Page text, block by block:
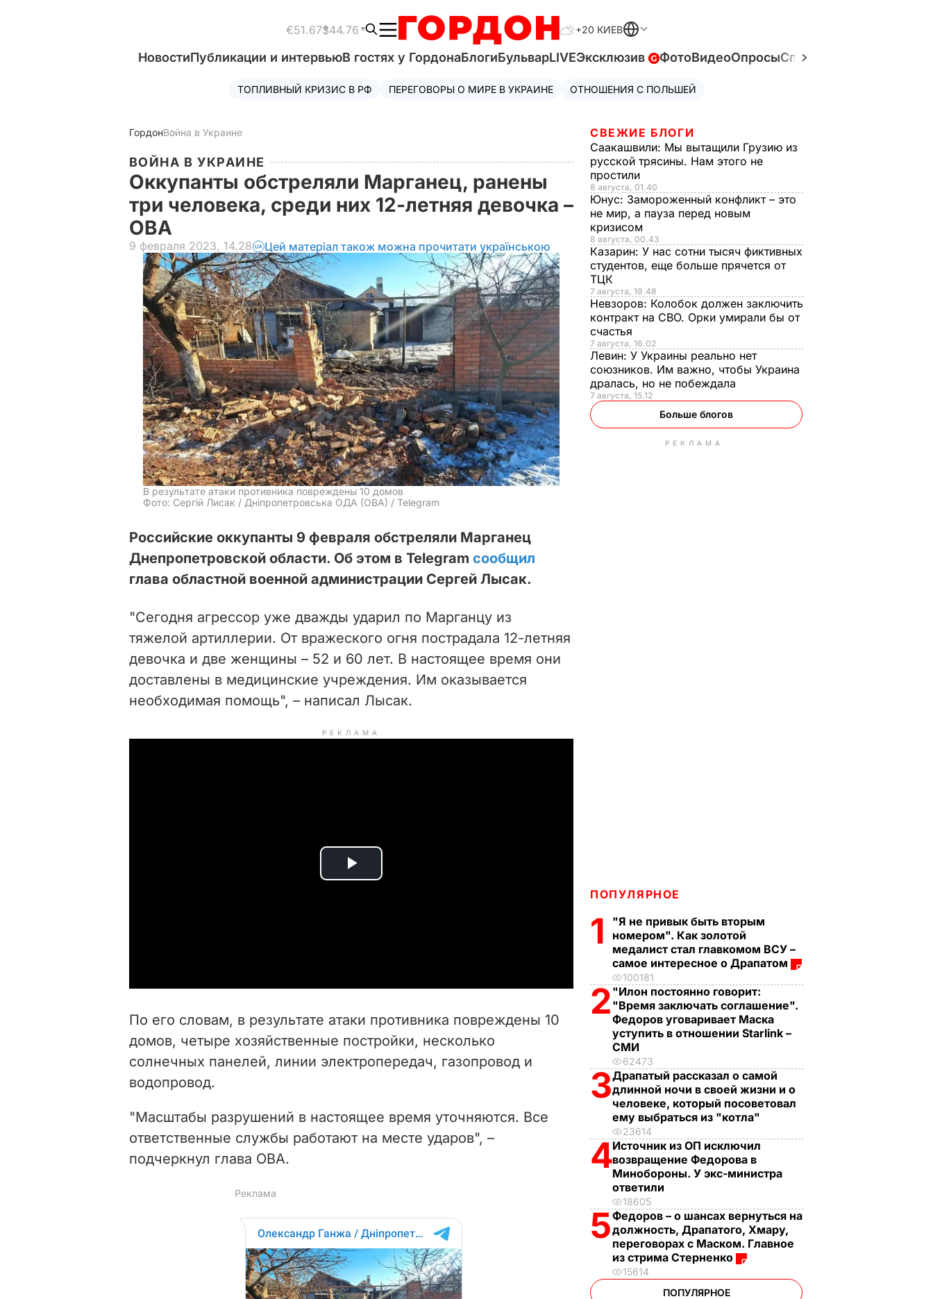
€51.67$44.76 +20 КИЕВ
НовостиПубликации и интервьюВ гостях у ГордонаБлогиБульварLIVEЭксклюзив ФотоВидеоОпросыСпецпроекты
ТОПЛИВНЫЙ КРИЗИС В РФ ПЕРЕГОВОРЫ О МИРЕ В УКРАИНЕ ОТНОШЕНИЯ С ПОЛЬШЕЙ
ГордонВойна в Украине
ВОЙНА В УКРАИНЕ
Оккупанты обстреляли Марганец, ранены
три человека, среди них 12-летняя девочка –
ОВА
9 февраля 2023, 14.28 Цей матеріал також можна прочитати українською
В результате атаки противника повреждены 10 домов
Фото: Сергій Лисак / Дніпропетровська ОДА (ОВА) / Telegram
Российские оккупанты 9 февраля обстреляли Марганец
Днепропетровской области. Об этом в Telegram сообщил
глава областной военной администрации Сергей Лысак.
"Сегодня агрессор уже дважды ударил по Марганцу из
тяжелой артиллерии. От вражеского огня пострадала 12-летняя
девочка и две женщины – 52 и 60 лет. В настоящее время они
доставлены в медицинские учреждения. Им оказывается
необходимая помощь", – написал Лысак.
РЕКЛАМА
P
i
d
o
По его словам, в результате атаки противника повреждены 10
домов, четыре хозяйственные постройки, несколько
солнечных панелей, линии электропередач, газопровод и
водопровод.
"Масштабы разрушений в настоящее время уточняются. Все
ответственные службы работают на месте ударов", –
подчеркнул глава ОВА.
СВЕЖИЕ БЛОГИ
Саакашвили: Мы вытащили Грузию из
русской трясины. Нам этого не
простили
8 августа, 01.40
Юнус: Замороженный конфликт – это
не мир, а пауза перед новым
кризисом
8 августа, 00.43
Казарин: У нас сотни тысяч фиктивных
студентов, еще больше прячется от
ТЦК
7 августа, 19.48
Невзоров: Колобок должен заключить
контракт на СВО. Орки умирали бы от
счастья
7 августа, 16.02
Левин: У Украины реально нет
союзников. Им важно, чтобы Украина
дралась, но не побеждала
7 августа, 15.12
Больше блогов
РЕКЛАМА
ПОПУЛЯРНОЕ
1
"Я не привык быть вторым
номером". Как золотой
медалист стал главкомом ВСУ –
самое интересное о Драпатом
100181
2 "Илон постоянно говорит:
"Время заключать соглашение".
Федоров уговаривает Маска
уступить в отношении Starlink –
СМИ
62473
3Драпатый рассказал о самой
длинной ночи в своей жизни и о
человеке, который посоветовал
ему выбраться из "котла"
23614
4Источник из ОП исключил
возвращение Федорова в
Минобороны. У экс-министра
ответили
18605
5Федоров – о шансах вернуться на
должность, Драпатого, Хмару,
переговорах с Маском. Главное
из стрима Стерненко
15614
ПОПУЛЯРНОЕ